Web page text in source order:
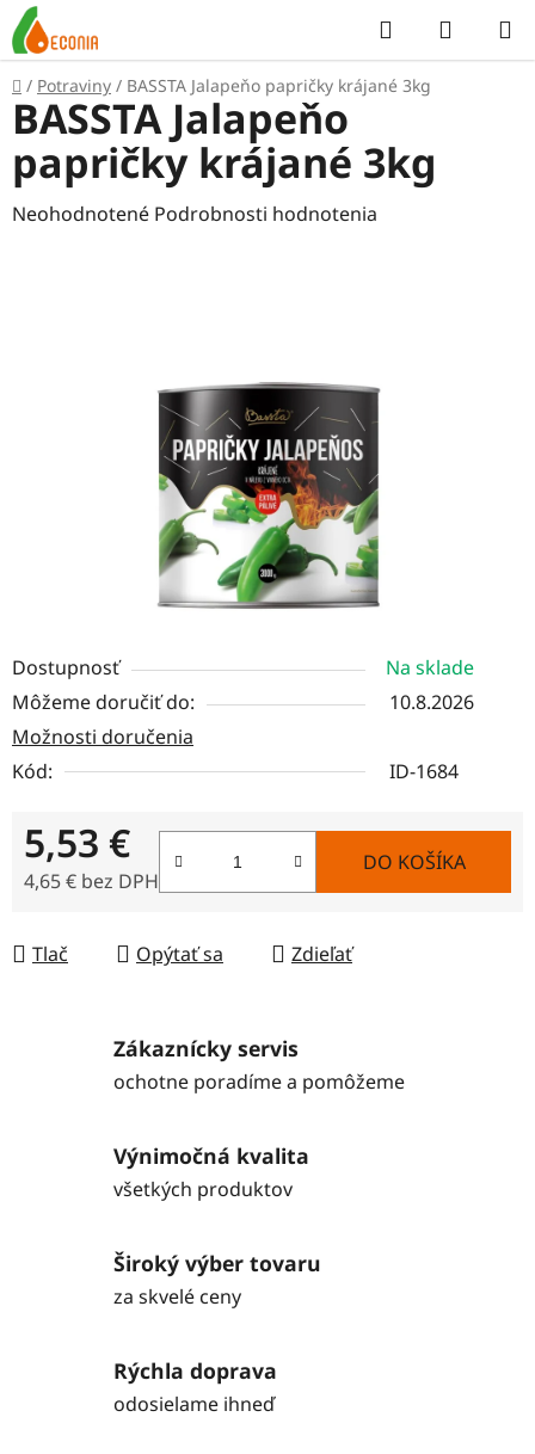
Prejsť
na
obsah
Hľadať
KOŠÍK
Domov
/ Potraviny / BASSTA Jalapeňo papričky krájané 3kg
Dostupnosť
Na sklade
Môžeme doručiť do:
10.8.2026
Možnosti doručenia
Kód:
ID-1684
5,53 €
4,65 € bez DPH
DO KOŠÍKA
Tlač Opýtať sa Zdieľať
BASSTA Jalapeňo
papričky krájané 3kg
Priemerné
Neohodnotené Podrobnosti hodnotenia
Zákaznícky servis
ochotne poradíme a pomôžeme
Výnimočná kvalita
všetkých produktov
Široký výber tovaru
za skvelé ceny
Rýchla doprava
odosielame ihneď